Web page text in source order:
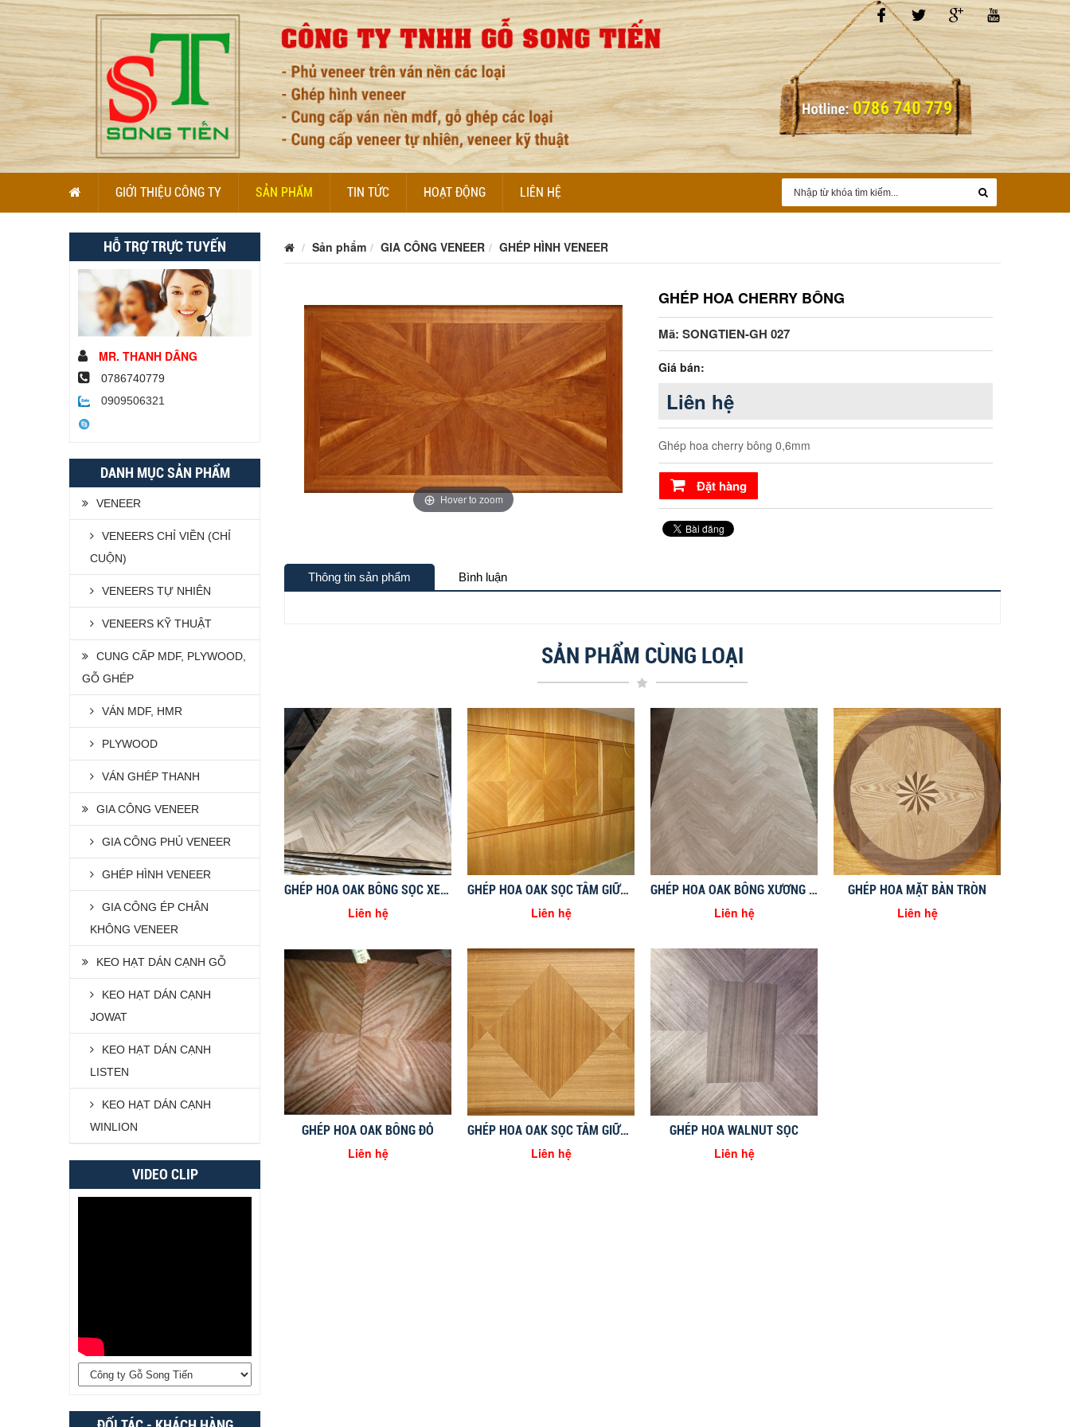
GIỚI THIỆU CÔNG TY SẢN PHẨM TIN TỨC HOẠT ĐỘNG LIÊN HỆ
HỖ TRỢ TRỰC TUYẾN
MR. THANH DÂNG
0786740779
0909506321
DANH MỤC SẢN PHẨM
VENEER
VENEERS CHỈ VIỀN (CHỈ
CUỘN)
VENEERS TỰ NHIÊN
VENEERS KỸ THUẬT
CUNG CẤP MDF, PLYWOOD,
GỖ GHÉP
VÁN MDF, HMR
PLYWOOD
VÁN GHÉP THANH
GIA CÔNG VENEER
GIA CÔNG PHỦ VENEER
GHÉP HÌNH VENEER
GIA CÔNG ÉP CHÂN
KHÔNG VENEER
KEO HẠT DÁN CẠNH GỖ
KEO HẠT DÁN CẠNH
JOWAT
KEO HẠT DÁN CẠNH
LISTEN
KEO HẠT DÁN CẠNH
WINLION
VIDEO CLIP
Sản phẩm GIA CÔNG VENEER GHÉP HÌNH VENEER
Hover to zoom
GHÉP HOA CHERRY BÔNG
Mã: SONGTIEN-GH 027
Giá bán:
Liên hệ
Ghép hoa cherry bông 0,6mm
Đặt hàng
Thông tin sản phẩm Bình luận
SẢN PHẨM CÙNG LOẠI
GHÉP HOA OAK BÔNG SỌC XEN KẼ
Liên hệ
GHÉP HOA OAK SỌC TÂM GIỮA VUÔNG GÓC
Liên hệ
GHÉP HOA OAK BÔNG XƯƠNG CÁ
Liên hệ
GHÉP HOA MẶT BÀN TRÒN
Liên hệ
GHÉP HOA OAK BÔNG ĐỎ
Liên hệ
GHÉP HOA OAK SỌC TÂM GIỮA HÌNH CHỨ NHẬT
Liên hệ
GHÉP HOA WALNUT SỌC
Liên hệ